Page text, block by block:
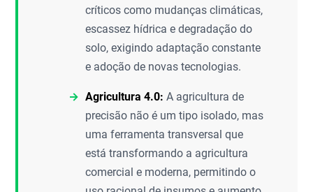
críticos como mudanças climáticas,
escassez hídrica e degradação do
solo, exigindo adaptação constante
e adoção de novas tecnologias.
Agricultura 4.0: A agricultura de
precisão não é um tipo isolado, mas
uma ferramenta transversal que
está transformando a agricultura
comercial e moderna, permitindo o